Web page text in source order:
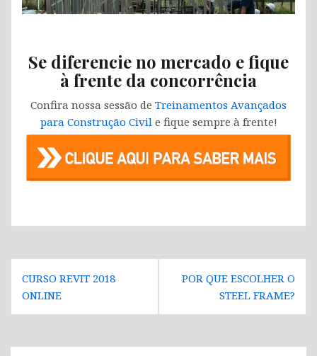
Se diferencie no mercado e fique
à frente da concorrência
Confira nossa sessão de Treinamentos Avançados
para Construção Civil e fique sempre à frente!
Navegação
de
Post
CURSO REVIT 2018
ONLINE
POR QUE ESCOLHER O
STEEL FRAME?